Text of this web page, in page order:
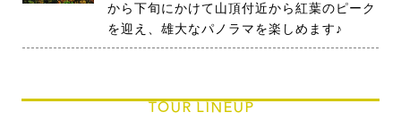
から下旬にかけて山頂付近から紅葉のピーク
を迎え、雄大なパノラマを楽しめます♪
TOUR LINEUP